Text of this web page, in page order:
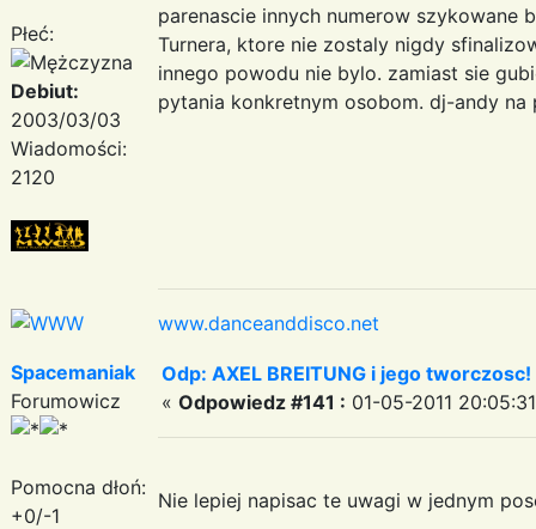
Płeć:
Debiut:
2003/03/03
Wiadomości:
2120
parenascie innych numerow szykowane
Turnera, ktore nie zostaly nigdy
innego powodu nie bylo. zamiast sie
pytania konkretnym osobom. dj-andy na
www.danceanddisco.net
Spacemaniak
Forumowicz
Pomocna dłoń:
+0/-1
Odp: AXEL BREITUNG i jego
« Odpowiedz #141 : 01-05-2011
Nie lepiej napisac te uwagi w jednym